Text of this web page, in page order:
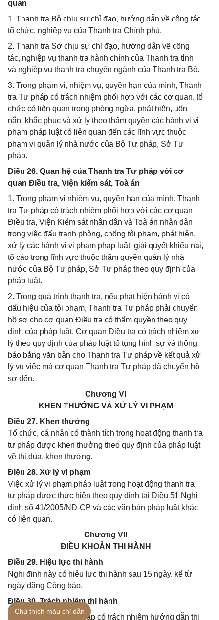
quan
1. Thanh tra Bộ chịu sự chỉ đạo, hướng dẫn về công tác,
tổ chức, nghiệp vụ của Thanh tra Chính phủ.
2. Thanh tra Sở chịu sự chỉ đạo, hướng dẫn về công
tác, nghiệp vụ thanh tra hành chính của Thanh tra tỉnh
và nghiệp vụ thanh tra chuyên ngành của Thanh tra Bộ.
3. Trong phạm vi, nhiệm vụ, quyền hạn của mình, Thanh
tra Tư pháp có trách nhiệm phối hợp với các cơ quan, tổ
chức có liên quan trong phòng ngừa, phát hiện, uốn
nắn, khắc phục và xử lý theo thẩm quyền các hành vi vi
phạm pháp luật có liên quan đến các lĩnh vực thuộc
phạm vi quản lý nhà nước của Bộ Tư pháp, Sở Tư
pháp.
Điều 26. Quan hệ của Thanh tra Tư pháp với cơ
quan Điều tra, Viện kiểm sát, Toà án
1. Trong phạm vi nhiệm vụ, quyền hạn của mình, Thanh
tra Tư pháp có trách nhiệm phối hợp với các cơ quan
Điều tra, Viện Kiểm sát nhân dân và Toà án nhân dân
trong việc đấu tranh phòng, chống tội phạm, phát hiện,
xử lý các hành vi vi phạm pháp luật, giải quyết khiếu nại,
tố cáo trong lĩnh vực thuộc thẩm quyền quản lý nhà
nước của Bộ Tư pháp, Sở Tư pháp theo quy định của
pháp luật.
2. Trong quá trình thanh tra, nếu phát hiện hành vi có
dấu hiệu của tội phạm, Thanh tra Tư pháp phải chuyển
hồ sơ cho cơ quan Điều tra có thẩm quyền theo quy
định của pháp luật. Cơ quan Điều tra có trách nhiệm xử
lý theo quy định của pháp luật tố tụng hình sự và thông
báo bằng văn bản cho Thanh tra Tư pháp về kết quả xử
lý vụ việc mà cơ quan Thanh tra Tư pháp đã chuyển hồ
sơ đến.
Chương VI
KHEN THƯỞNG VÀ XỬ LÝ VI PHẠM
Điều 27. Khen thưởng
Tổ chức, cá nhân có thành tích trong hoạt động thanh tra
tư pháp được khen thưởng theo quy định của pháp luật
về thi đua, khen thưởng.
Điều 28. Xử lý vi phạm
Việc xử lý vi phạm pháp luật trong hoạt động thanh tra
tư pháp được thực hiện theo quy định tại Điều 51 Nghị
định số 41/2005/NĐ-CP và các văn bản pháp luật khác
có liên quan.
Chương VII
ĐIỀU KHOẢN THI HÀNH
Điều 29. Hiệu lực thi hành
Nghị định này có hiệu lực thi hành sau 15 ngày, kể từ
ngày đăng Công báo.
Điều 30. Trách nhiệm thi hành
1. Bộ trưởng Bộ Tư pháp có trách nhiệm hướng dẫn thi
Chú thích màu chỉ dẫn